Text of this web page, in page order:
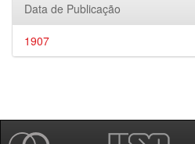
Data de Publicação
1907